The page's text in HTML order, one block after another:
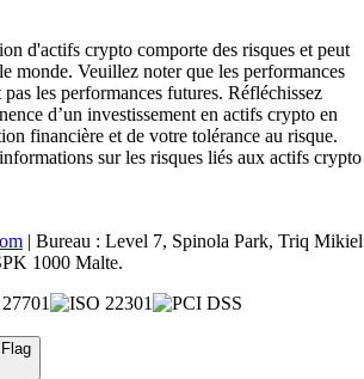
d'actifs crypto comporte des risques et peut
monde. Veuillez noter que les performances
pas les performances futures. Réfléchissez
d’un investissement en actifs crypto en
financière et de votre tolérance au risque.
sur les risques liés aux actifs crypto
| Bureau : Level 7, Spinola Park, Triq Mikiel
1000 Malte.